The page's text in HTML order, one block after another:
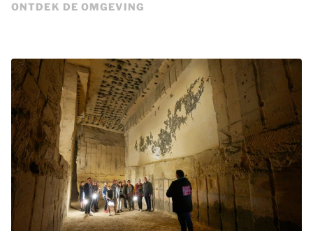
ONTDEK DE OMGEVING